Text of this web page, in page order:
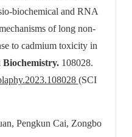
biochemical and RNA
of long non-
to cadmium toxicity in
Biochemistry. 108028.
(SCI
Pengkun Cai, Zongbo